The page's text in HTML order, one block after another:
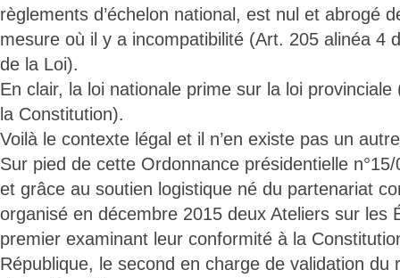
règlements d’échelon national, est nul et abrogé
mesure où il y a incompatibilité (Art. 205 alinéa 4
de la Loi).
En clair, la loi nationale prime sur la loi
la Constitution).
Voilà le contexte légal et il n’en existe pas un
Sur pied de cette Ordonnance présidentielle
et grâce au soutien logistique né du partenariat
organisé en décembre 2015 deux Ateliers sur les
premier examinant leur conformité à la
République, le second en charge de validation du